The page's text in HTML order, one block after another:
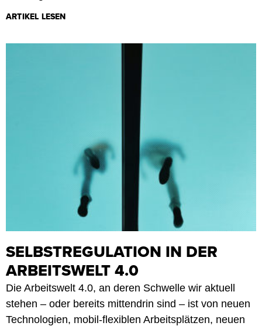
ARTIKEL LESEN
SELBSTREGULATION IN DER
ARBEITSWELT 4.0
Die Arbeitswelt 4.0, an deren Schwelle wir aktuell
stehen – oder bereits mittendrin sind – ist von neuen
Technologien, mobil-flexiblen Arbeitsplätzen, neuen